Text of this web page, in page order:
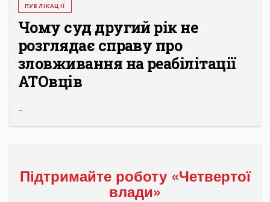
ПУБЛІКАЦІЇ
Чому суд другий рік не
розглядає справу про
зловживання на реабілітації
АТОвців
...
Підтримайте роботу «Четвертої
влади»